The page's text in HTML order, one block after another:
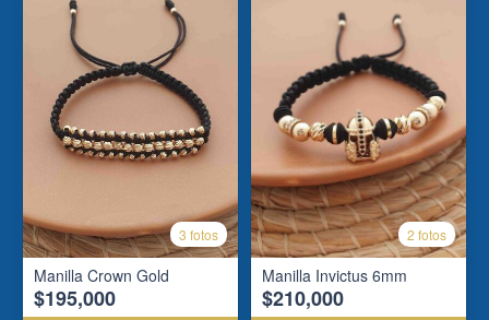
3 fotos
Manilla Crown Gold
$195,000
2 fotos
Manilla Invictus 6mm
$210,000